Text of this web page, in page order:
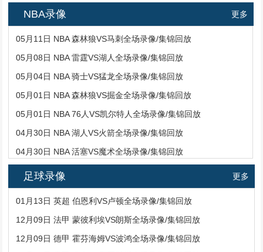
NBA录像 更多
05月11日 NBA 森林狼VS马刺全场录像/集锦回放
05月08日 NBA 雷霆VS湖人全场录像/集锦回放
05月04日 NBA 骑士VS猛龙全场录像/集锦回放
05月01日 NBA 森林狼VS掘金全场录像/集锦回放
05月01日 NBA 76人VS凯尔特人全场录像/集锦回放
04月30日 NBA 湖人VS火箭全场录像/集锦回放
04月30日 NBA 活塞VS魔术全场录像/集锦回放
足球录像 更多
01月13日 英超 伯恩利VS卢顿全场录像/集锦回放
12月09日 法甲 蒙彼利埃VS朗斯全场录像/集锦回放
12月09日 德甲 霍芬海姆VS波鸿全场录像/集锦回放